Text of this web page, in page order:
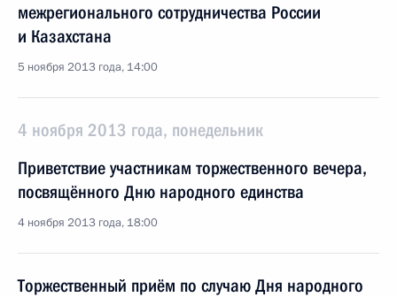
межрегионального сотрудничества России
и Казахстана
5 ноября 2013 года, 14:00
4 ноября 2013 года, понедельник
Приветствие участникам торжественного вечера,
посвящённого Дню народного единства
4 ноября 2013 года, 18:00
Торжественный приём по случаю Дня народного